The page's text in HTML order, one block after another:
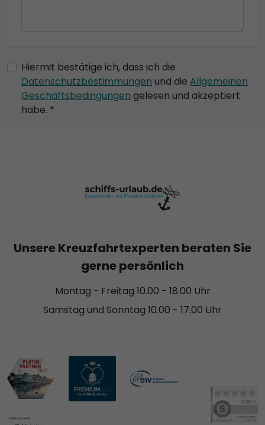
Hiermit bestätige ich, dass ich die
Datenschutzbestimmungen und die Allgemeinen
Geschäftsbedingungen gelesen und akzeptiert
habe. *
Unsere Kreuzfahrtexperten beraten Sie
gerne persönlich
Montag - Freitag 10.00 - 18.00 Uhr
Samstag und Sonntag 10.00 - 17.00 Uhr